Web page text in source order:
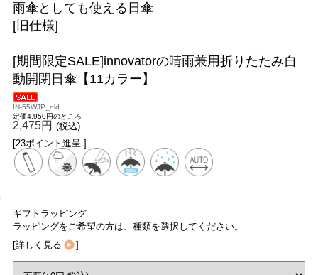
雨傘としても使える日傘
[旧仕様]
[期間限定SALE]innovatorの晴雨兼用折りたたみ自
動開閉日傘【11カラー】
IN-55WJP_old
定価4,950円のところ
2,475円 (税込)
[23ポイント進呈 ]
ギフトラッピング
ラッピングをご希望の方は、種類を選択してください。
[詳しく見る ]